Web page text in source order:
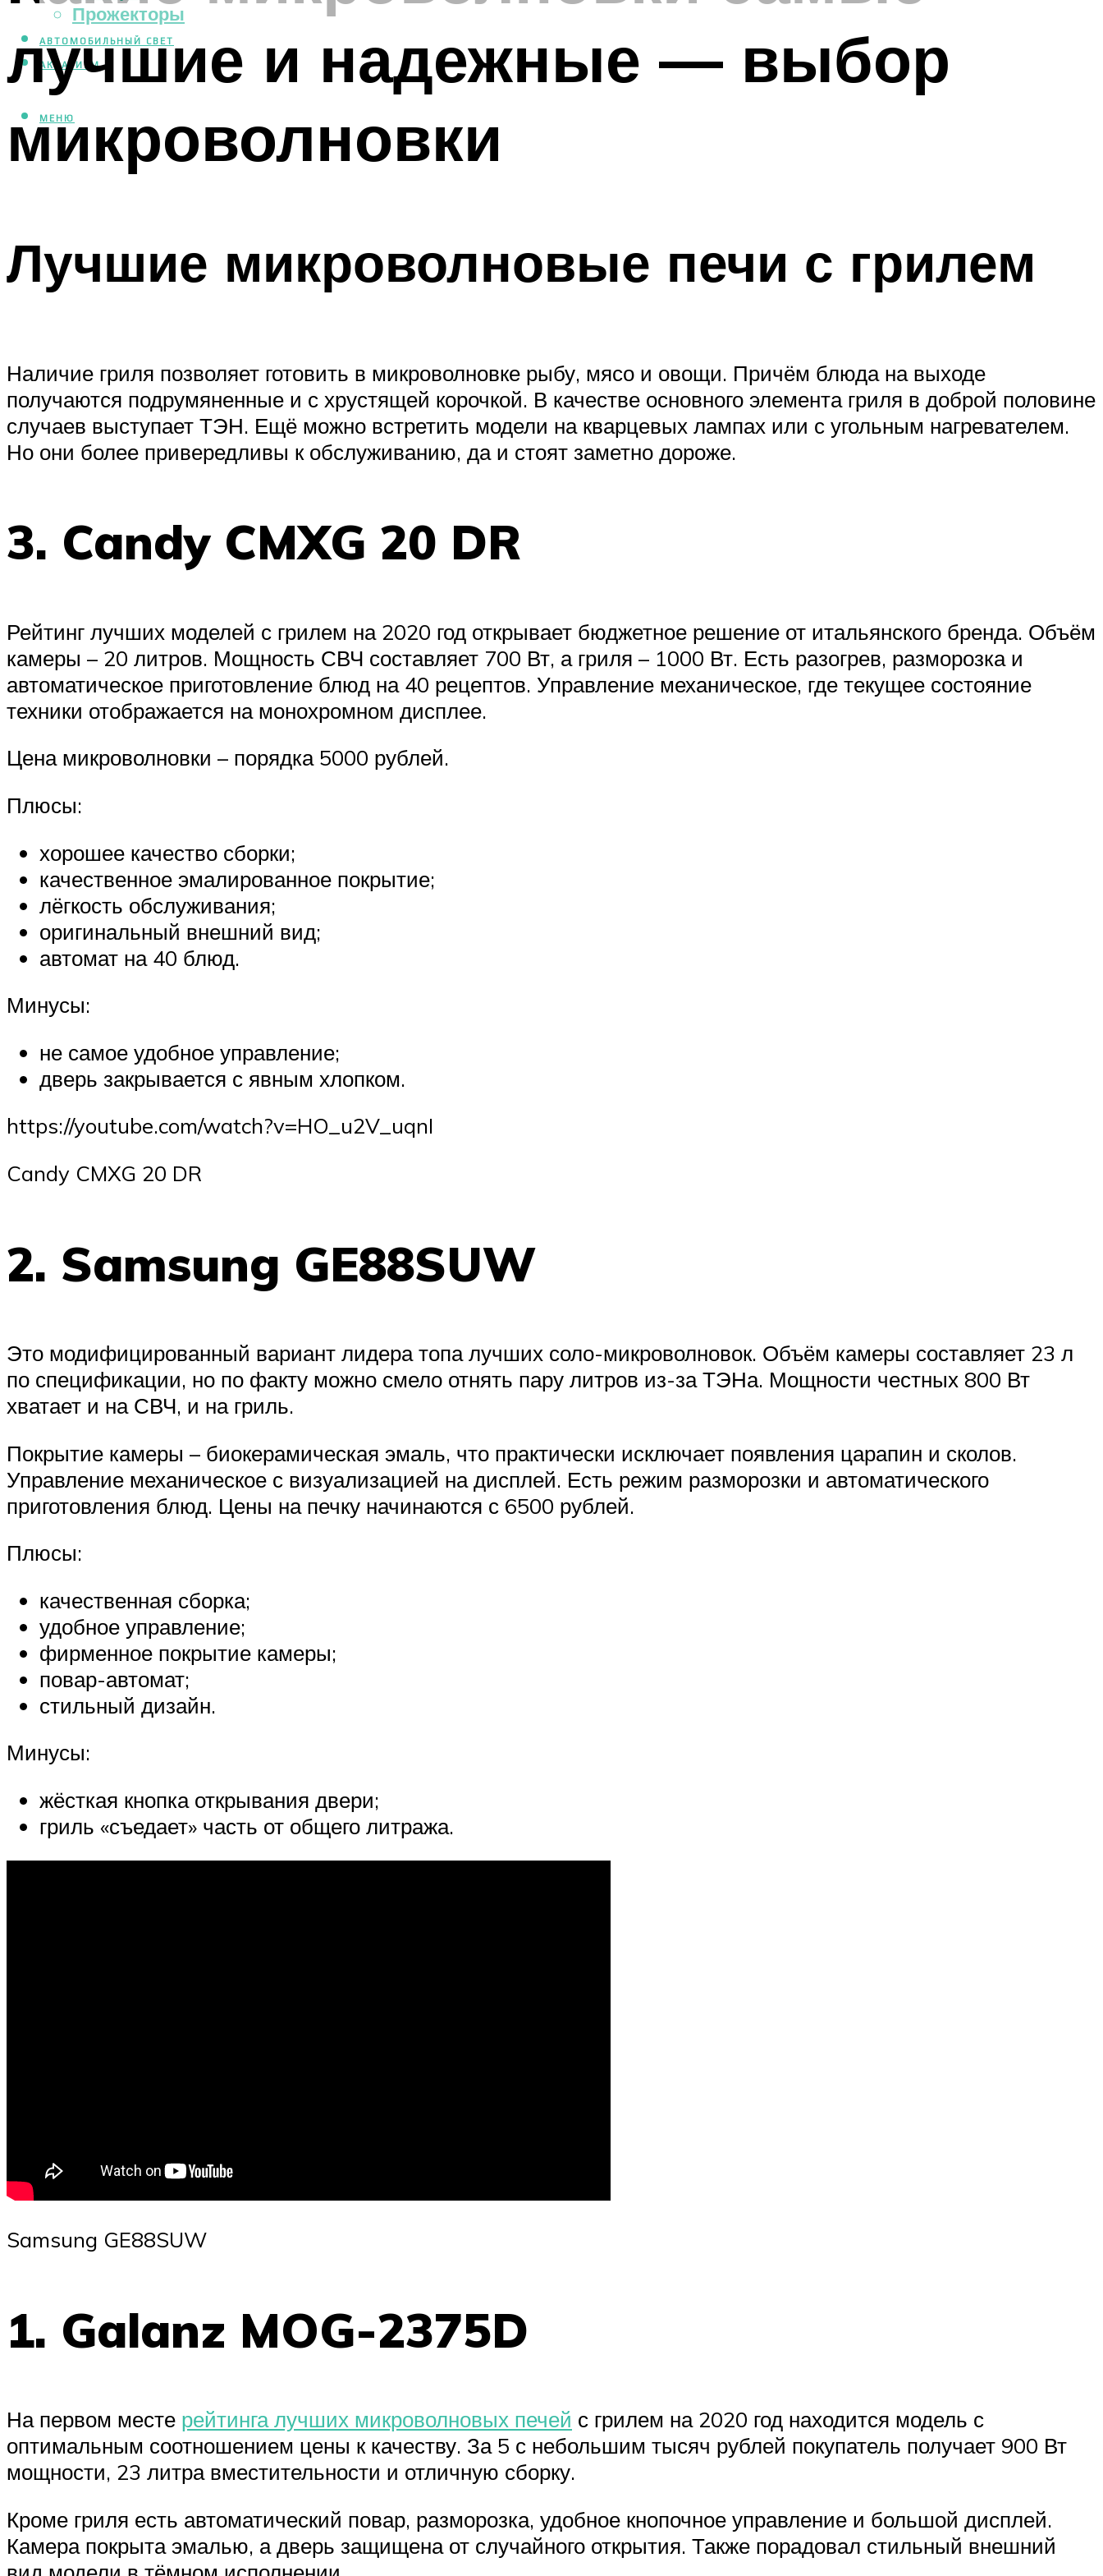
Прожекторы
АВТОМОБИЛЬНЫЙ СВЕТ
АКВАРИУМ
МЕНЮ
лучшие и надежные — выбор
микроволновки
Лучшие микроволновые печи с грилем
Наличие гриля позволяет готовить в микроволновке рыбу, мясо и овощи. Причём блюда на выходе
получаются подрумяненные и с хрустящей корочкой. В качестве основного элемента гриля в доброй половине
случаев выступает ТЭН. Ещё можно встретить модели на кварцевых лампах или с угольным нагревателем.
Но они более привередливы к обслуживанию, да и стоят заметно дороже.
3. Candy CMXG 20 DR
Рейтинг лучших моделей с грилем на 2020 год открывает бюджетное решение от итальянского бренда. Объём
камеры – 20 литров. Мощность СВЧ составляет 700 Вт, а гриля – 1000 Вт. Есть разогрев, разморозка и
автоматическое приготовление блюд на 40 рецептов. Управление механическое, где текущее состояние
техники отображается на монохромном дисплее.
Цена микроволновки – порядка 5000 рублей.
Плюсы:
хорошее качество сборки;
качественное эмалированное покрытие;
лёгкость обслуживания;
оригинальный внешний вид;
автомат на 40 блюд.
Минусы:
не самое удобное управление;
дверь закрывается с явным хлопком.
https://youtube.com/watch?v=HO_u2V_uqnI
Candy CMXG 20 DR
2. Samsung GE88SUW
Это модифицированный вариант лидера топа лучших соло-микроволновок. Объём камеры составляет 23 л
по спецификации, но по факту можно смело отнять пару литров из-за ТЭНа. Мощности честных 800 Вт
хватает и на СВЧ, и на гриль.
Покрытие камеры – биокерамическая эмаль, что практически исключает появления царапин и сколов.
Управление механическое с визуализацией на дисплей. Есть режим разморозки и автоматического
приготовления блюд. Цены на печку начинаются с 6500 рублей.
Плюсы:
качественная сборка;
удобное управление;
фирменное покрытие камеры;
повар-автомат;
стильный дизайн.
Минусы:
жёсткая кнопка открывания двери;
гриль «съедает» часть от общего литража.
Samsung GE88SUW
1. Galanz MOG-2375D
На первом месте рейтинга лучших микроволновых печей с грилем на 2020 год находится модель с
оптимальным соотношением цены к качеству. За 5 с небольшим тысяч рублей покупатель получает 900 Вт
мощности, 23 литра вместительности и отличную сборку.
Кроме гриля есть автоматический повар, разморозка, удобное кнопочное управление и большой дисплей.
Камера покрыта эмалью, а дверь защищена от случайного открытия. Также порадовал стильный внешний